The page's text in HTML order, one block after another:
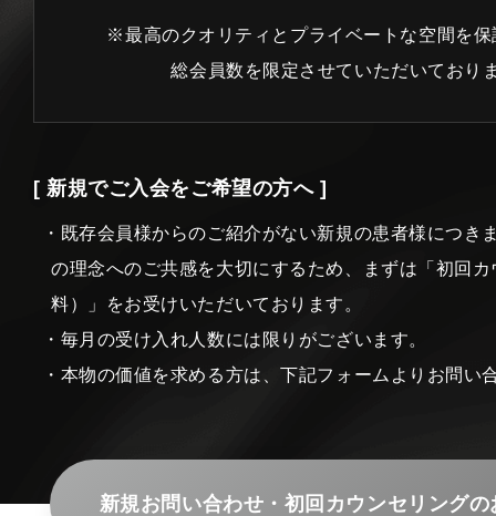
※最高のクオリティとプライベートな空間を保
総会員数を限定させていただいており
[ 新規でご入会をご希望の方へ ]
・既存会員様からのご紹介がない新規の患者様につき
の理念へのご共感を大切にするため、まずは「初回
料）」をお受けいただいております。
・毎月の受け入れ人数には限りがございます。
・本物の価値を求める方は、下記フォームよりお問い
新規お問い合わせ・初回カウンセリングの